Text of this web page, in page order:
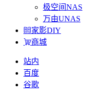
极空间NAS
万由UNAS
家影DIY
商城
站内
百度
谷歌